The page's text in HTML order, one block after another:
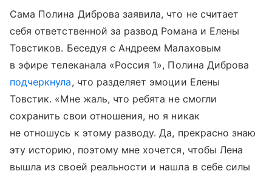
Сама Полина Диброва заявила, что не считает
себя ответственной за развод Романа и Елены
Товстиков. Беседуя с Андреем Малаховым
в эфире телеканала «Россия 1», Полина Диброва
подчеркнула, что разделяет эмоции Елены
Товстик. «Мне жаль, что ребята не смогли
сохранить свои отношения, но я никак
не отношусь к этому разводу. Да, прекрасно знаю
эту историю, поэтому мне хочется, чтобы Лена
вышла из своей реальности и нашла в себе силы